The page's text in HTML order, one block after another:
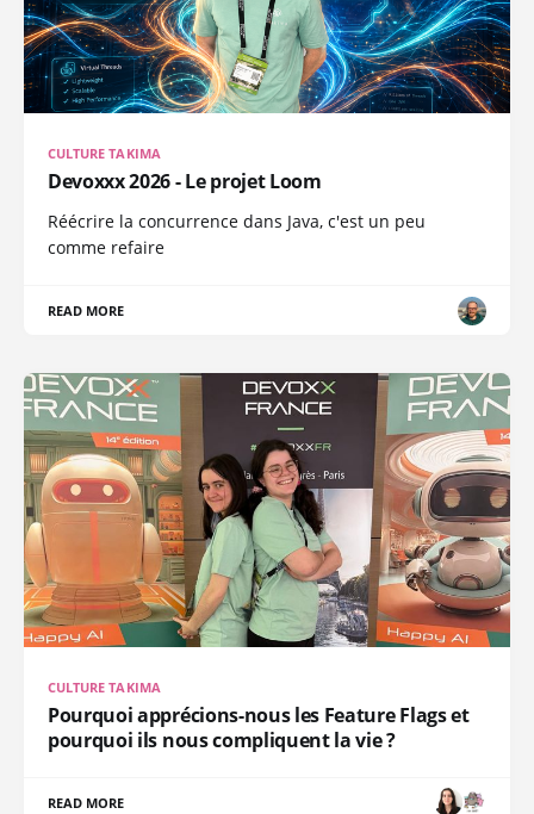
CULTURE TAKIMA
Devoxxx 2026 - Le projet Loom
Réécrire la concurrence dans Java, c'est un peu
comme refaire
READ MORE
CULTURE TAKIMA
Pourquoi apprécions-nous les Feature Flags et
pourquoi ils nous compliquent la vie ?
READ MORE